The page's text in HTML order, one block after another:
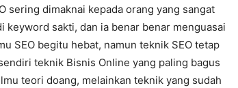
sering dimaknai kepada orang yang sangat
keyword sakti, dan ia benar benar menguasai
SEO begitu hebat, namun teknik SEO tetap
teknik Bisnis Online yang paling bagus
teori doang, melainkan teknik yang sudah